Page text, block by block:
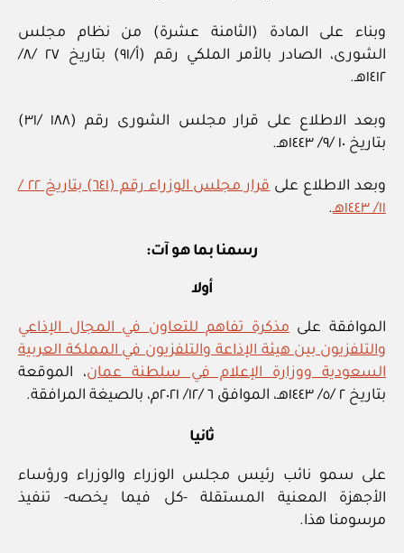
وبناء على المادة (الثامنة عشرة) من نظام مجلس
الشورى، الصادر بالأمر الملكي رقم (أ/٩١) بتاريخ ٢٧ /٨/
١٤١٢هـ.
وبعد الاطلاع على قرار مجلس الشورى رقم (١٨٨ /٣١)
بتاريخ ١٠ /٩/ ١٤٤٣هـ.
وبعد الاطلاع على
قرار مجلس الوزراء رقم (٦٤١) بتاريخ ٢٢ /
١١/ ١٤٤٣هـ
.
رسمنا بما هو آت:
أولا
الموافقة على مذكرة تفاهم للتعاون في المجال الإذاعي
والتلفزيون بين هيئة الإذاعة والتلفزيون في المملكة العربية
السعودية ووزارة الإعلام في سلطنة عمان، الموقعة
بتاريخ ٢ /٥/ ١٤٤٣هـ، الموافق ٦ /١٢/ ٢٠٢١م، بالصيغة المرافقة.
ثانيا
على سمو نائب رئيس مجلس الوزراء والوزراء ورؤساء
الأجهزة المعنية المستقلة -كل فيما يخصه- تنفيذ
مرسومنا هذا.